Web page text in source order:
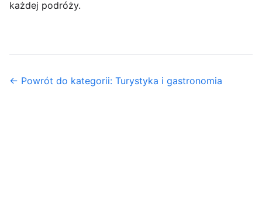
każdej podróży.
← Powrót do kategorii: Turystyka i gastronomia